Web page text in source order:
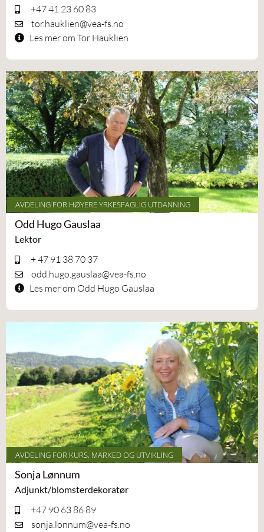
+47 41 23 60 83
tor.hauklien@vea-fs.no
Les mer om Tor Hauklien
AVDELING FOR HØYERE YRKESFAGLIG UTDANNING
Odd Hugo Gauslaa
Lektor
+ 47 91 38 70 37
odd.hugo.gauslaa@vea-fs.no
Les mer om Odd Hugo Gauslaa
AVDELING FOR KURS, MARKED OG UTVIKLING
Sonja Lønnum
Adjunkt/blomsterdekoratør
+47 90 63 86 89
sonja.lonnum@vea-fs.no